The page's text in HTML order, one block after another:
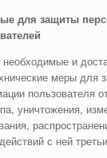
для защиты
и
меры для
пользователя
уничтожения,
с ней